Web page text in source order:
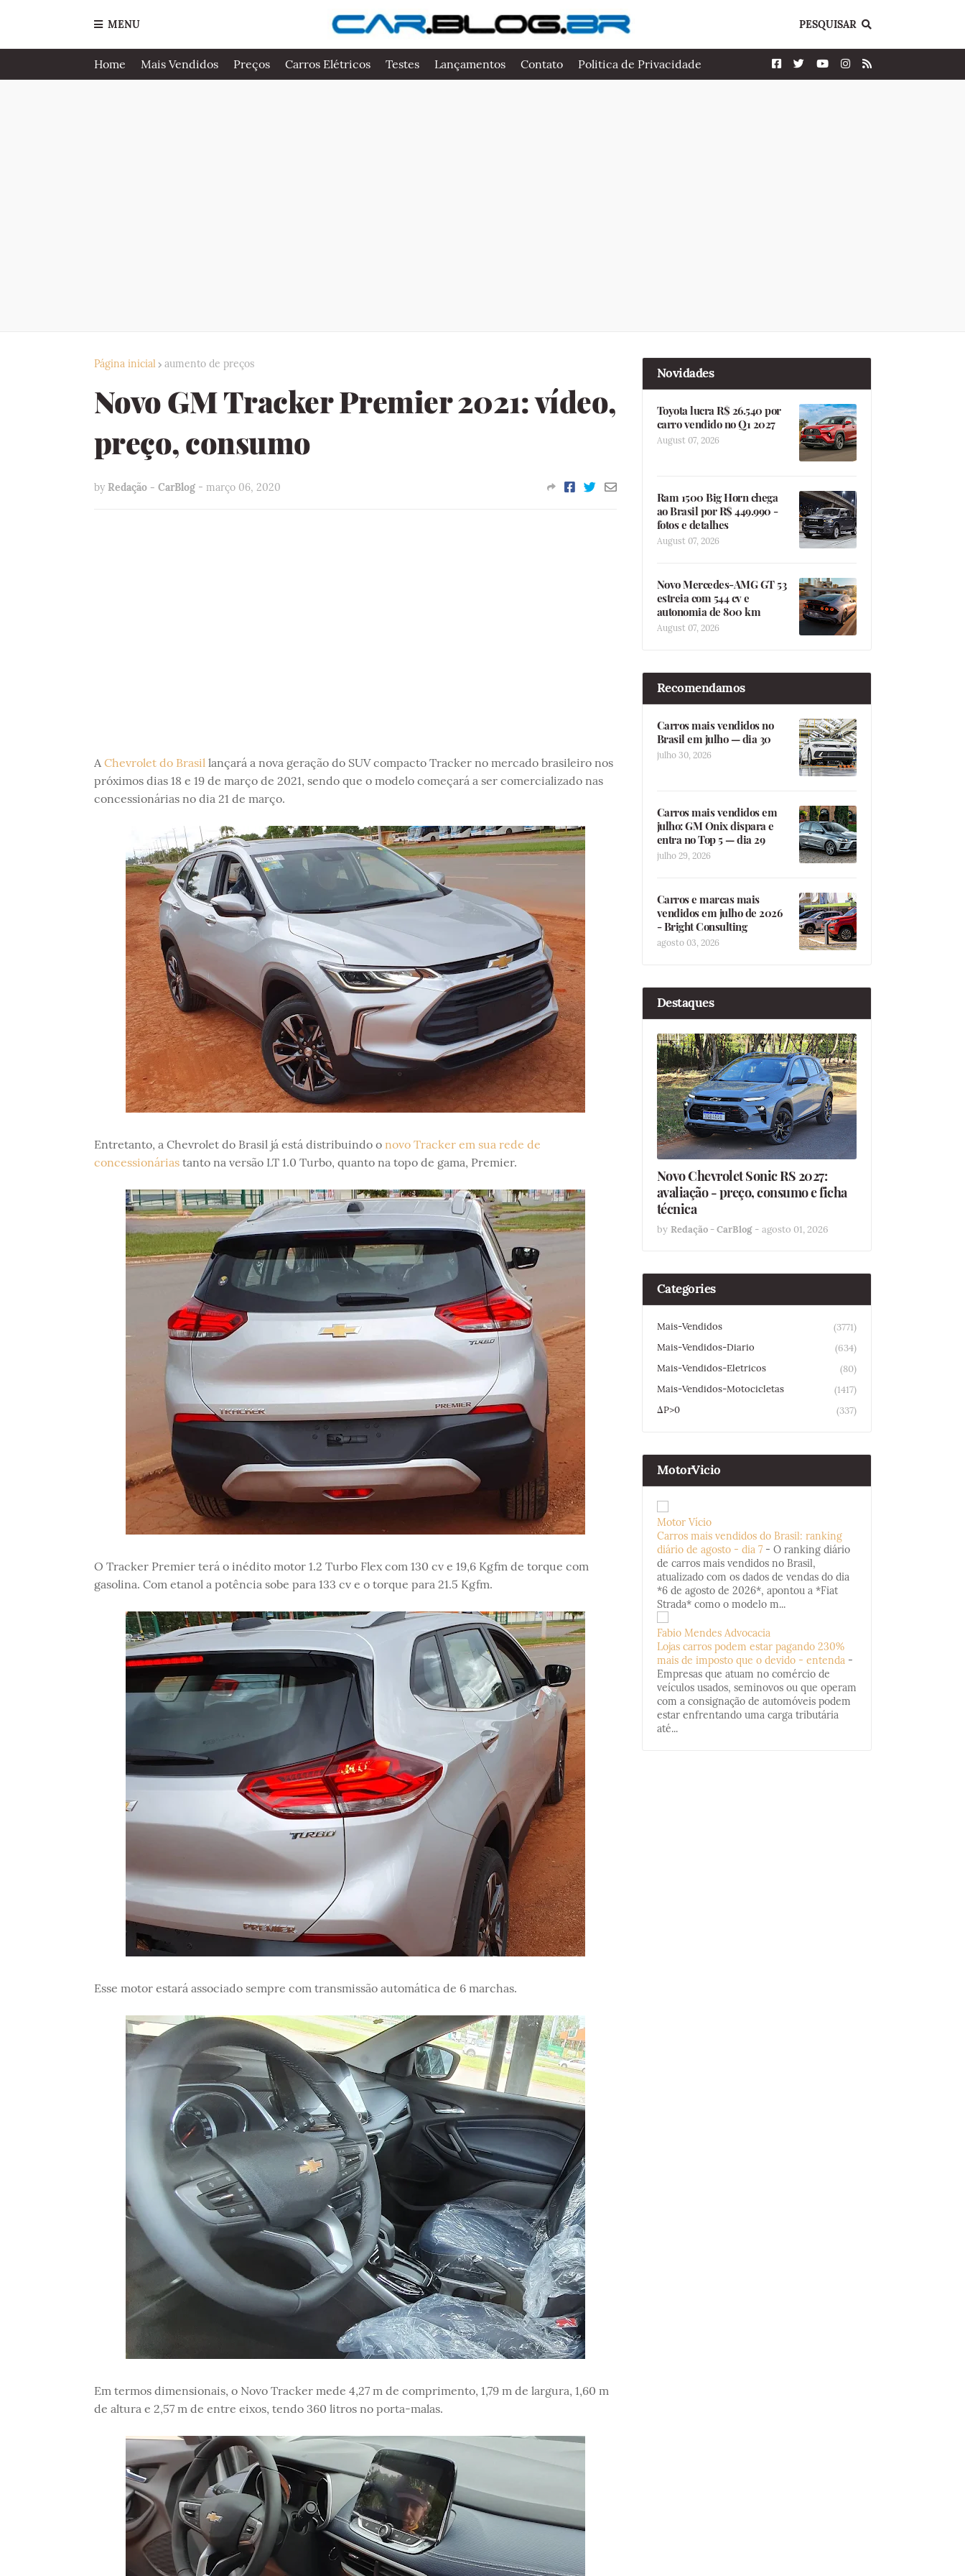
MENU PESQUISAR
Home Mais Vendidos Preços Carros Elétricos Testes Lançamentos Contato Politica de Privacidade
Página inicial aumento de preços
Novo GM Tracker Premier 2021: vídeo,
preço, consumo
by Redação - CarBlog - março 06, 2020
A Chevrolet do Brasillançará a nova geração do SUV compacto Tracker no mercado brasileiro nos
próximos dias 18 e 19 de março de 2021, sendo que o modelo começará a ser comercializado nas
concessionárias no dia 21 de março.
Entretanto, a Chevrolet do Brasil já está distribuindo o novo Tracker em sua rede de
concessionáriastanto na versão LT 1.0 Turbo, quanto na topo de gama, Premier.
O Tracker Premier terá o inédito motor 1.2 Turbo Flex com 130 cv e 19,6 Kgfm de torque com
gasolina. Com etanol a potência sobe para 133 cv e o torque para 21.5 Kgfm.
Esse motor estará associado sempre com transmissão automática de 6 marchas.
Em termos dimensionais, o Novo Tracker mede 4,27 m de comprimento, 1,79 m de largura, 1,60 m
de altura e 2,57 m de entre eixos, tendo 360 litros no porta-malas.
Novidades
Toyota lucra R$ 26.540 por
carro vendido no Q1 2027
August 07, 2026
Ram 1500 Big Horn chega
ao Brasil por R$ 449.990 -
fotos e detalhes
August 07, 2026
Novo Mercedes-AMG GT 53
estreia com 544 cv e
autonomia de 800 km
August 07, 2026
Recomendamos
Carros mais vendidos no
Brasil em julho — dia 30
julho 30, 2026
Carros mais vendidos em
julho: GM Onix dispara e
entra no Top 5 — dia 29
julho 29, 2026
Carros e marcas mais
vendidos em julho de 2026
- Bright Consulting
agosto 03, 2026
Destaques
Novo Chevrolet Sonic RS 2027:
avaliação - preço, consumo e ficha
técnica
by Redação - CarBlog - agosto 01, 2026
Categories
Mais-Vendidos
(3771)
Mais-Vendidos-Diario
(634)
Mais-Vendidos-Eletricos
(80)
Mais-Vendidos-Motocicletas
(1417)
ΔP>0
(337)
MotorVicio
Motor Vício
Carros mais vendidos do Brasil: ranking
diário de agosto - dia 7 - O ranking diário
de carros mais vendidos no Brasil,
atualizado com os dados de vendas do dia
*6 de agosto de 2026*, apontou a *Fiat
Strada* como o modelo m...
Fabio Mendes Advocacia
Lojas carros podem estar pagando 230%
mais de imposto que o devido - entenda -
Empresas que atuam no comércio de
veículos usados, seminovos ou que operam
com a consignação de automóveis podem
estar enfrentando uma carga tributária
até...